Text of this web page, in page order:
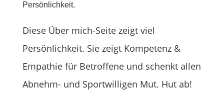
Persönlichkeit.
Diese Über mich-Seite zeigt viel
Persönlichkeit. Sie zeigt Kompetenz &
Empathie für Betroffene und schenkt allen
Abnehm- und Sportwilligen Mut. Hut ab!